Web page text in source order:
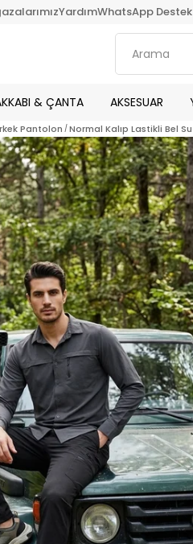
YardımWhatsApp
& ÇANTA AKSESUAR
Pantolon Normal Kalıp Lastikli Bel